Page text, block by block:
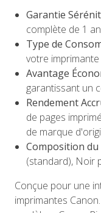
Garantie
complète de 1
Type de
votre imprimante
Avantage
garantissant un
Rendement
de pages
de marque
Composition du
(standard), Noir
Conçue pour une
imprimantes